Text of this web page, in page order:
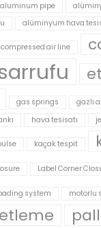
aluminum pipe
alüminyum hava
compressed air line
gas springs
gazlı
hava tesisatı
kaçak tespit
Label Corner
system motorlu